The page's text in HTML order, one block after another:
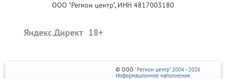
ООО "Регион центр", ИНН 4817003180
Яндекс.Директ
© ООО "Регион центр" 2004 - 2026
Информационное наполнение: